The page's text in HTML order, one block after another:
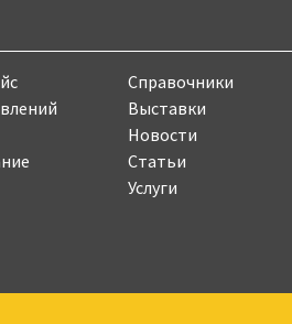
Справочники
Выставки
Новости
Статьи
Услуги